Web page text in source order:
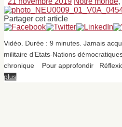
Partager cet article
Vidéo. Durée : 9 minutes. Jamais
militaire d’Etats-Nations
chronique Pour approfondir
plus